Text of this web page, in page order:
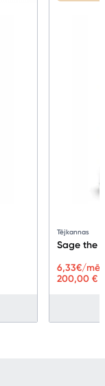
Tējkannas
Sage the
200,00 €
6,33€/